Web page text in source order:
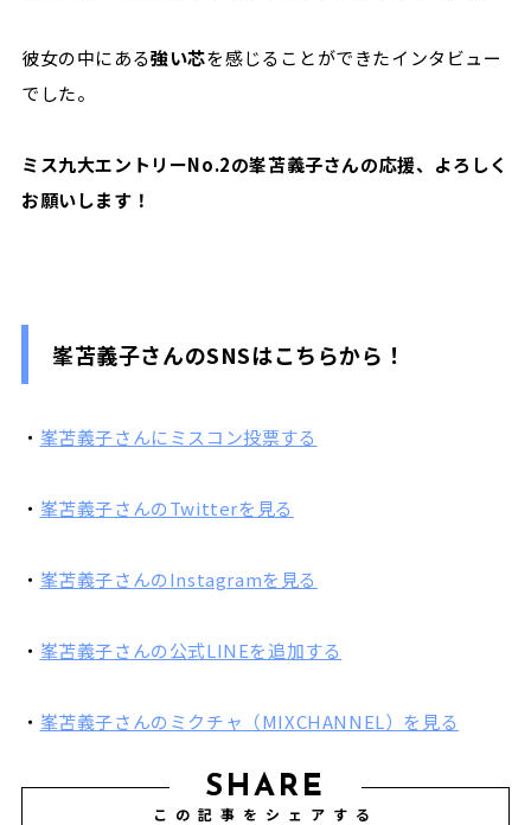
彼女の中にある強い芯を感じることができたインタビュー
でした。
ミス九大エントリーNo.2の峯苫義子さんの応援、よろしく
お願いします！
峯苫義子さんのSNSはこちらから！
・ 峯苫義子さんにミスコン投票する
・ 峯苫義子さんのTwitterを見る
・ 峯苫義子さんのInstagramを見る
・ 峯苫義子さんの公式LINEを追加する
・ 峯苫義子さんのミクチャ（MIXCHANNEL）を見る
SHARE
この記事をシェアする